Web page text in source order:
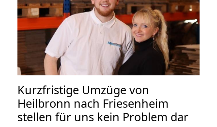
Kurzfristige Umzüge von
Heilbronn nach Friesenheim
stellen für uns kein Problem dar